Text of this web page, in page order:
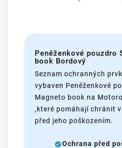
Peněženkové pouzdro
book Bordový
Seznam ochranných
vybaven Peněženkové
Magneto book na
,které pomáhají chránit
před jeho poškozením.
Ochrana před